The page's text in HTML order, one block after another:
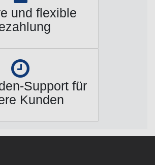
und flexible
Support für
Kunden